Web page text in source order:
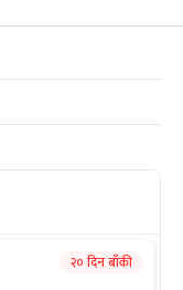
२० दिन बाँकी